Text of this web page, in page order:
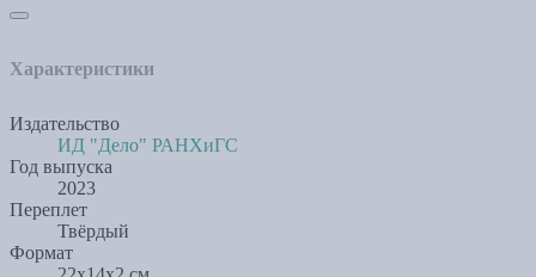
Характеристики
Издательство
ИД "Дело" РАНХиГС
Год выпуска
2023
Переплет
Твёрдый
Формат